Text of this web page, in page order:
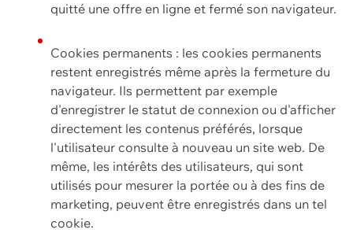
quitté une offre en ligne et fermé son navigateur.
Cookies permanents : les cookies permanents
restent enregistrés même après la fermeture du
navigateur. Ils permettent par exemple
d'enregistrer le statut de connexion ou d'afficher
directement les contenus préférés, lorsque
l'utilisateur consulte à nouveau un site web. De
même, les intérêts des utilisateurs, qui sont
utilisés pour mesurer la portée ou à des fins de
marketing, peuvent être enregistrés dans un tel
cookie.